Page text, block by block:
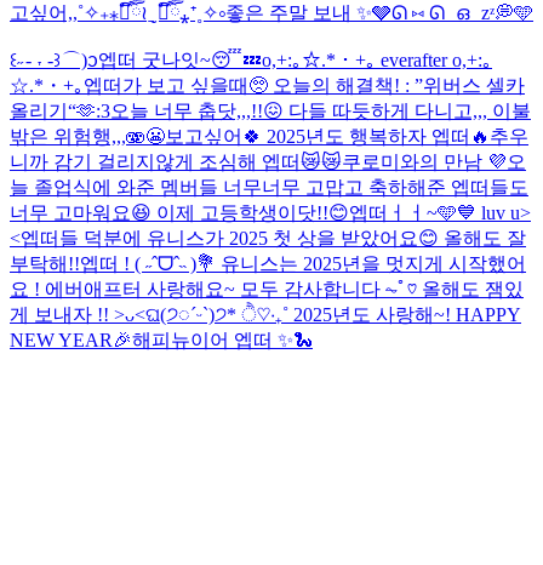
고싶어,,˚✧₊⁎❝᷀ົཽ≀ˍ̮ ❝᷀ົཽ⁎⁺˳✧༚좋은 주말 보내 ✨🩶ᘏ ⑅ ᘏ ഒ zᶻ💭🩵
꒰˶ - ˕ -꒱ ⌒)ᦱ엡떠 굿나잇~😴💤o,+:｡☆.*・+｡ everafter o,+:｡
☆.*・+｡ 엡떠가 보고 싶을때🥺 오늘의 해결책! : ”위버스 셀카
올리기“🫶:3오늘 너무 춥닷,,,!!😖 다들 따듯하게 다니고,,, 이불
밖은 위험행,,,🫨😬보고싶어🍀 2025년도 행복하자 엡떠🔥 추우
니까 감기 걸리지않게 조심해 엡떠😿😿쿠로미와의 만남 💜오
늘 졸업식에 와준 멤버들 너무너무 고맙고 축하해준 엡떠들도
너무 고마워요😆 이제 고등학생이닷!!😊엡떠ㅓㅓ~🩵💙 luv u>
<엡떠들 덕분에 유니스가 2025 첫 상을 받았어요😊 올해도 잘
부탁해!!엡떠 ! ( ˶ˆᗜˆ˵ )💐 유니스는 2025년을 멋지게 시작했어
요 ! 에버애프터 사랑해요~ 모두 감사합니다 ⏦ﾟ♡︎ 올해도 잼있
게 보내자 !! >ᴗ<ଘ(੭◌ˊᵕˋ)੭* ੈ♡‧₊˚ 2025년도 사랑해~! HAPPY
NEW YEAR🎉해피뉴이어 엡떠 ✨🐍